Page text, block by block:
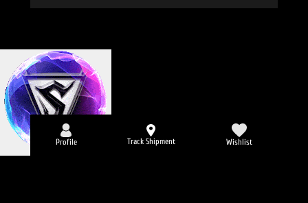
Profile Track Shipment Wishlist